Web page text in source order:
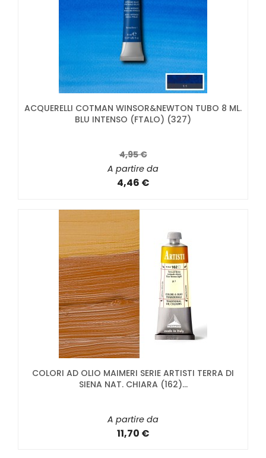
ACQUERELLI COTMAN WINSOR&NEWTON TUBO 8 ML.
BLU INTENSO (FTALO) (327)
4,95 €
A partire da
4,46 €
COLORI AD OLIO MAIMERI SERIE ARTISTI TERRA DI
SIENA NAT. CHIARA (162)...
A partire da
11,70 €